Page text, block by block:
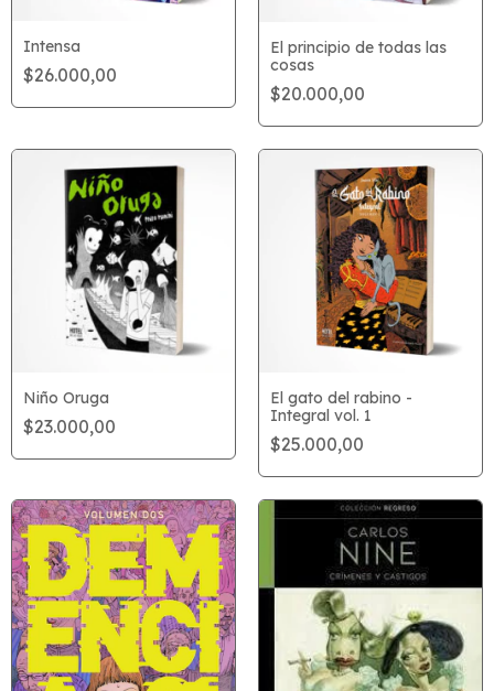
Intensa
$26.000,00
El principio de todas las
cosas
$20.000,00
Niño Oruga
$23.000,00
El gato del rabino -
Integral vol. 1
$25.000,00